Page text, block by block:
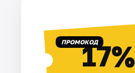
ПРОМОКОД17%